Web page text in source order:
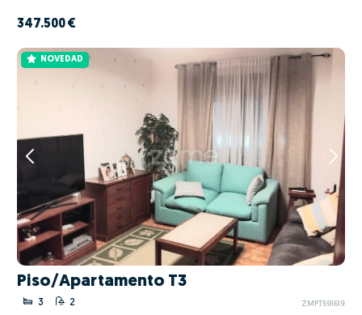
347.500 €
NOVEDAD
Piso/Apartamento T3
3 2 ZMPT591619